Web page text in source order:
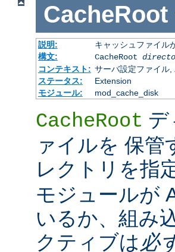
CacheRoot
説明:
キャッシュファイル
構文:
CacheRoot
コンテキスト: サーバ設定ファイル,
ステータス:
Extension
モジュール:
mod_cache_disk
CacheRoot デ
ァイルを 保
レクトリを指
モジュールが
いるか、組み
クティブは 必